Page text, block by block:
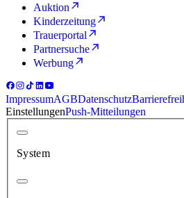
Auktion
Kinderzeitung
Trauerportal
Partnersuche
Werbung
ImpressumAGBDatenschutz
EinstellungenPush-Mitteilungen
System